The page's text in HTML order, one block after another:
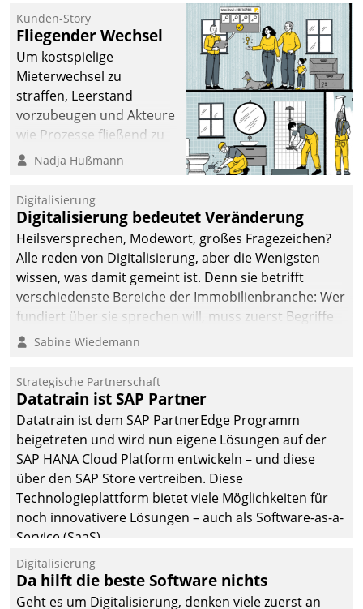
Kunden-Story
Fliegender Wechsel
Um kostspielige
Mieterwechsel zu
straffen, Leerstand
vorzubeugen und Akteure
wie Prozesse fließend zu
vernetzen, nutzt die
Jahresbeginn eine
Überblick, Einsicht und
Eingriff bietende Lösung.
Zur Entwicklung setzte
man auf
Cloudtechnologie,
bewährte und Startup-
agile Projektmethoden.
Nadja Hußmann
Digitalisierung
Digitalisierung bedeutet Veränderung
Heilsversprechen, Modewort, großes Fragezeichen?
Alle reden von Digitalisierung, aber die Wenigsten
wissen, was damit gemeint ist. Denn sie betrifft
verschiedenste Bereiche der Immobilienbranche: Wer
fundiert über sie sprechen will, muss zuerst Begriffe
klären. Ein Aspekt ist die betriebliche Optimierung:
Einsparungen durch optimierte und automatisierte
Prozesse. Doch man darf nicht zu viel erwarten: Allein
mit der Einführung einer neuen Software ist es nicht
getan. Die Digitalisierung erfordert von Unternehmen
die Bereitschaft, sich zu überprüfen, zu hinterfragen
und zu verändern.
Sabine Wiedemann
Strategische Partnerschaft
Datatrain ist SAP Partner
Datatrain ist dem SAP PartnerEdge Programm
beigetreten und wird nun eigene Lösungen auf der
SAP HANA Cloud Platform entwickeln – und diese
über den SAP Store vertreiben. Diese
Technologieplattform bietet viele Möglichkeiten für
noch innovativere Lösungen – auch als Software-as-a-
Service (SaaS).
Digitalisierung
Da hilft die beste Software nichts
Geht es um Digitalisierung, denken viele zuerst an